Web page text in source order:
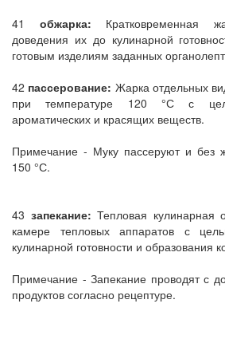
41 обжарка: Кратковременная
доведения их до кулинарной
готовым изделиям заданных
42 пассерование: Жарка отдельных
при температуре 120 °С с
ароматических и красящих веществ.
Примечание - Муку пассеруют и без
150 °С.
43 запекание: Тепловая кулинарная
камере тепловых аппаратов с
кулинарной готовности и образования
Примечание - Запекание проводят с
продуктов согласно рецептуре.